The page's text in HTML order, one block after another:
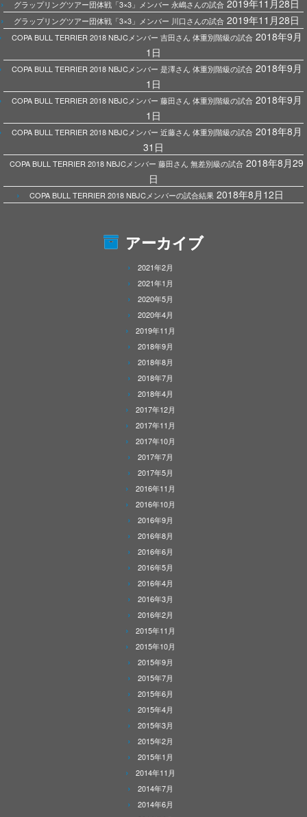
グラップリングツアー団体戦「3×3」メンバー 永嶋さんの試合 2019年11月28日
グラップリングツアー団体戦「3×3」メンバー 川口さんの試合 2019年11月28日
COPA BULL TERRIER 2018 NBJCメンバー 吉田さん 体重別階級の試合 2018年9月
1日
COPA BULL TERRIER 2018 NBJCメンバー 是澤さん 体重別階級の試合 2018年9月
1日
COPA BULL TERRIER 2018 NBJCメンバー 藤田さん 体重別階級の試合 2018年9月
1日
COPA BULL TERRIER 2018 NBJCメンバー 近藤さん 体重別階級の試合 2018年8月
31日
COPA BULL TERRIER 2018 NBJCメンバー 藤田さん 無差別級の試合 2018年8月29
日
COPA BULL TERRIER 2018 NBJCメンバーの試合結果 2018年8月12日
アーカイブ
2021年2月
2021年1月
2020年5月
2020年4月
2019年11月
2018年9月
2018年8月
2018年7月
2018年4月
2017年12月
2017年11月
2017年10月
2017年7月
2017年5月
2016年11月
2016年10月
2016年9月
2016年8月
2016年6月
2016年5月
2016年4月
2016年3月
2016年2月
2015年11月
2015年10月
2015年9月
2015年7月
2015年6月
2015年4月
2015年3月
2015年2月
2015年1月
2014年11月
2014年7月
2014年6月